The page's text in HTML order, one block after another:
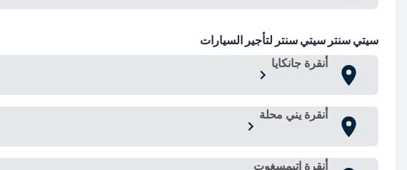
سيتي سنتر سيتي سنتر لتأجير السيارات
أنقرة جانكايا
أنقرة يني محلة
أنقرة إتيمسغوت